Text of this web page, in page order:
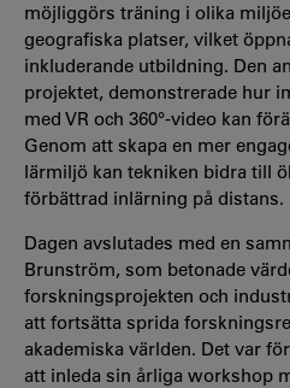
möjliggörs träning i olika
geografiska platser, vilket
inkluderande utbildning. Den
projektet, demonstrerade hur
med VR och 360°-video kan
Genom att skapa en mer
lärmiljö kan tekniken bidra till
förbättrad inlärning på distans.
Dagen avslutades med en
Brunström, som betonade
forskningsprojekten och
att fortsätta sprida
akademiska världen. Det var
att inleda sin årliga workshop